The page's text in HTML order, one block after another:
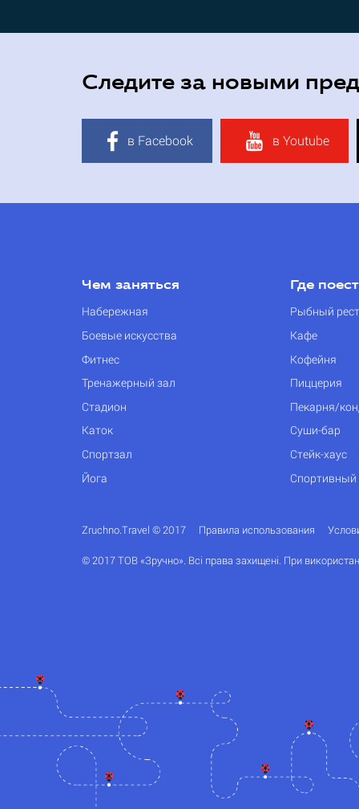
Следите за новыми
в Facebook в Youtube
Чем заняться
Набережная
Боевые искусства
Фитнес
Тренажерный зал
Стадион
Каток
Спортзал
Йога
Где
Рыбный
Кафе
Кофейня
Пиццерия
Пекарня/
Суши-бар
Стейк-хаус
Спортивный
Zruchno.Travel © 2017 Правила использования
© 2017 ТОВ «Зручно». Всі права захищені. При